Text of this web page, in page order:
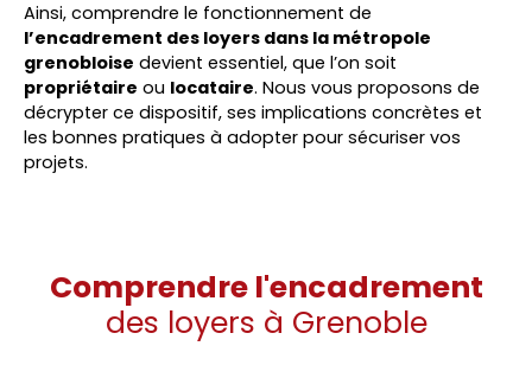
Ainsi, comprendre le fonctionnement de
l’encadrement des loyers dans la métropole
grenobloise devient essentiel, que l’on soit
propriétaire ou locataire. Nous vous proposons de
décrypter ce dispositif, ses implications concrètes et
les bonnes pratiques à adopter pour sécuriser vos
projets.
Comprendre l'encadrement
des loyers à Grenoble